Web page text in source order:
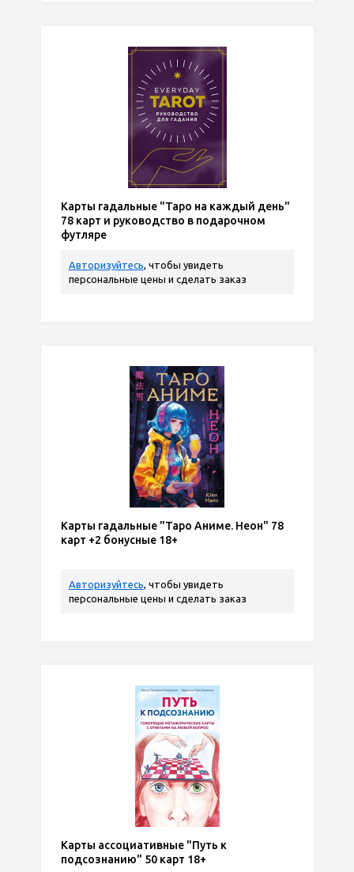
Карты гадальные "Таро на каждый день"
78 карт и руководство в подарочном
футляре
Авторизуйтесь, чтобы увидеть
персональные цены и сделать заказ
Карты гадальные "Таро Аниме. Неон" 78
карт +2 бонусные 18+
Авторизуйтесь, чтобы увидеть
персональные цены и сделать заказ
Карты ассоциативные "Путь к
подсознанию" 50 карт 18+